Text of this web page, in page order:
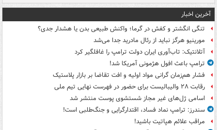
آخرین اخبار
تنگی انگشتر و کفش در گرما؛ واکنش طبیعی بدن یا هشدار جدی؟
مورینیو هرگز نباید از رئال مادرید جدا می‌شد
آتلانتیک: تاب‌آوری ایران دولت ترامپ را غافلگیر کرد
ترامپ باعث افول هژمونی آمریکا شد!
فشار هم‌زمان گرانی مواد اولیه و افت تقاضا بر بازار پلاستیک
رقابت ۲۸ والیبالیست برای حضور در فهرست نهایی تیم ملی
اسامی ژل‌های غیر مجاز شستشوی پوست منتشر شد
سندرز: ترامپ نماد فساد، اقتدارگرایی و جنگ‌طلبی است!
مراقب علائم هپاتیت باشید!